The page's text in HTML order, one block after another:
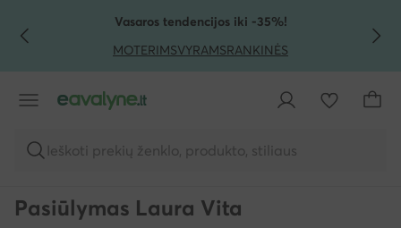
PEREITI PRIE PAGRINDINIO TURINIO
PEREITI Į PAIEŠKĄVasaros tendencijos iki -35%!
MOTERIMSVYRAMSRANKINĖS
Ieškoti prekių ženklo, produkto, stiliaus
Pasiūlymas Laura Vita